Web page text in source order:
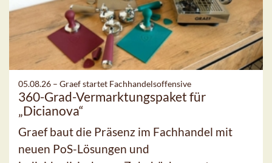
05.08.26 – Graef startet Fachhandelsoffensive
360-Grad-Vermarktungspaket für
„Dicianova“
Graef baut die Präsenz im Fachhandel mit
neuen PoS-Lösungen und